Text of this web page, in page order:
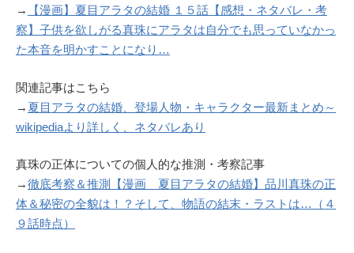
→
【漫画】夏目アラタの結婚 １５話【感想・ネタバレ・考
察】子供を欲しがる真珠にアラタは自分でも思っていなかっ
た本音を明かすことになり…
関連記事はこちら
→ 夏目アラタの結婚、登場人物・キャラクター最新まとめ～
wikipediaより詳しく、ネタバレあり
真珠の正体についての個人的な推測・考察記事
→徹底考察＆推測【漫画 夏目アラタの結婚】品川真珠の正
体＆秘密の全貌は！？そして、物語の結末・ラストは…（４
９話時点）